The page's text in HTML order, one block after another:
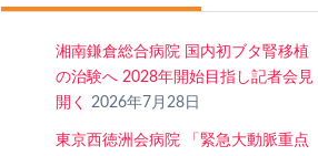
湘南鎌倉総合病院 国内初ブタ腎移植
の治験へ 2028年開始目指し記者会見
開く
2026年7月28日
東京西徳洲会病院 「緊急大動脈重点